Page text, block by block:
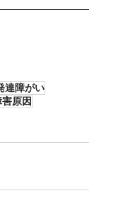
達障がい
原因